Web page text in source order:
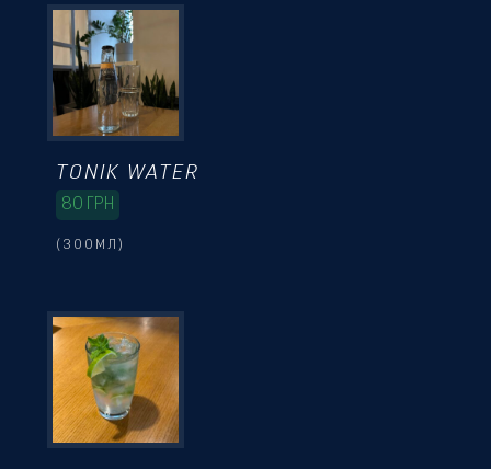
(300МЛ)
TONIK WATER
80 ГРН